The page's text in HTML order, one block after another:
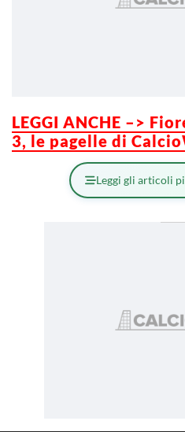
LEGGI ANCHE –>
3, le pagelle di
Leggi gli articoli